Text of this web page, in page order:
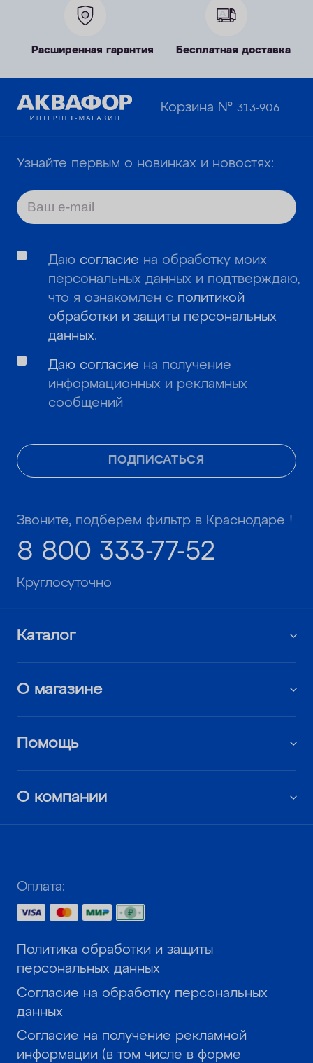
Расширенная гарантия Бесплатная доставка
Корзина №313-906
Узнайте первым о новинках и новостях:
ПОДПИСАТЬСЯ
Даю согласие на обработку моих
персональных данных и подтверждаю,
что я ознакомлен с политикой
обработки и защиты персональных
данных.
Даю согласие на получение
информационных и рекламных
сообщений
Звоните, подберем фильтр в Краснодаре !
8 800 333-77-52
Круглосуточно
Каталог
О магазине
Помощь
О компании
Оплата:
Политика обработки и защиты
персональных данных
Согласие на обработку персональных
данных
Согласие на получение рекламной
информации (в том числе в форме